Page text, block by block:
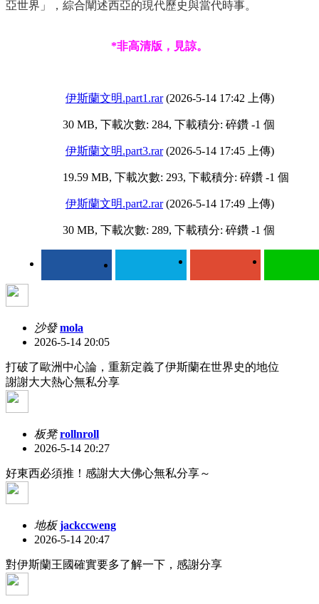
亞世界」，綜合闡述西亞的現代歷史與當代時事。
*非高清版，見諒。
伊斯蘭文明.part1.rar (2026-5-14 17:42 上傳)
30 MB, 下載次數: 284, 下載積分: 碎鑽 -1 個
伊斯蘭文明.part3.rar (2026-5-14 17:45 上傳)
19.59 MB, 下載次數: 293, 下載積分: 碎鑽 -1 個
伊斯蘭文明.part2.rar (2026-5-14 17:49 上傳)
30 MB, 下載次數: 289, 下載積分: 碎鑽 -1 個
沙發 mola
2026-5-14 20:05
打破了歐洲中心論，重新定義了伊斯蘭在世界史的地位
謝謝大大熱心無私分享
板凳 rollnroll
2026-5-14 20:27
好東西必須推！感謝大大佛心無私分享～
地板 jackccweng
2026-5-14 20:47
對伊斯蘭王國確實要多了解一下，感謝分享